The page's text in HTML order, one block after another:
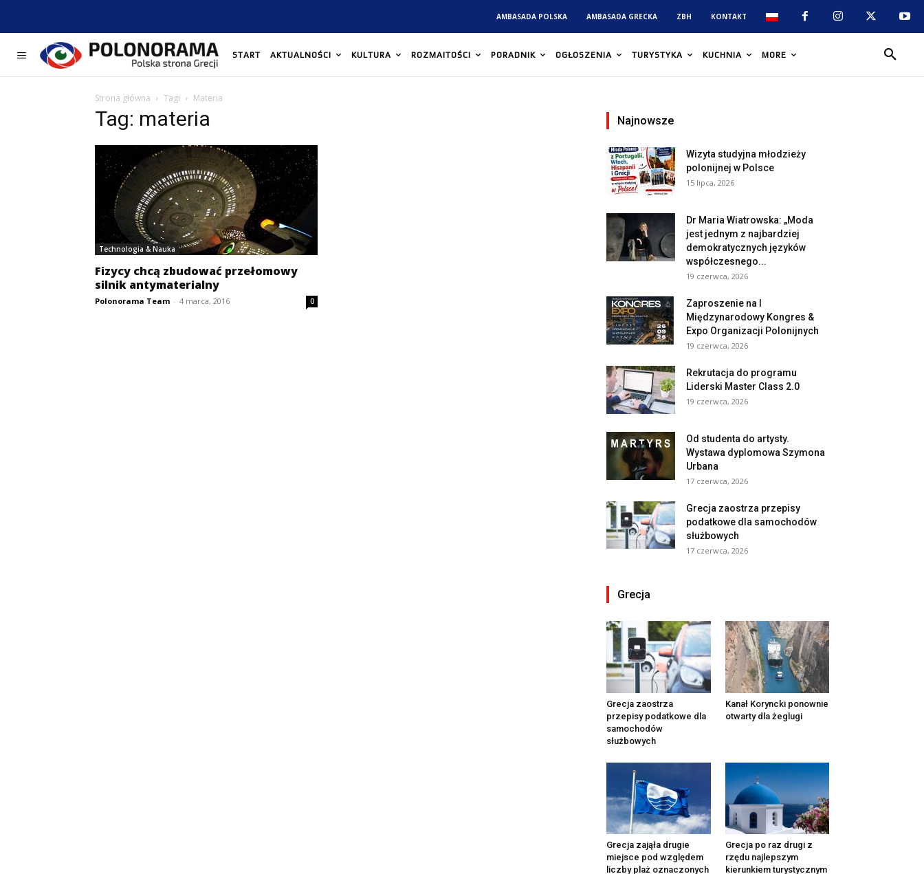
AMBASADA POLSKA AMBASADA GRECKA ZBH KONTAKT
START AKTUALNOŚCI KULTURA ROZMAITOŚCI PORADNIK OGŁOSZENIA TURYSTYKA KUCHNIA MORE
Strona główna Tagi Materia
Tag: materia
Technologia & Nauka
Fizycy chcą zbudować przełomowy
silnik antymaterialny
Polonorama Team - 4 marca, 2016 0
Najnowsze
Wizyta studyjna młodzieży
polonijnej w Polsce
15 lipca, 2026
Dr Maria Wiatrowska: „Moda
jest jednym z najbardziej
demokratycznych języków
współczesnego...
19 czerwca, 2026
Zaproszenie na I
Międzynarodowy Kongres &
Expo Organizacji Polonijnych
19 czerwca, 2026
Rekrutacja do programu
Liderski Master Class 2.0
19 czerwca, 2026
Od studenta do artysty.
Wystawa dyplomowa Szymona
Urbana
17 czerwca, 2026
Grecja zaostrza przepisy
podatkowe dla samochodów
służbowych
17 czerwca, 2026
Grecja
Grecja zaostrza
przepisy podatkowe dla
samochodów
służbowych
Kanał Koryncki ponownie
otwarty dla żeglugi
Grecja zająła drugie
miejsce pod względem
liczby plaż oznaczonych
Grecja po raz drugi z
rzędu najlepszym
kierunkiem turystycznym